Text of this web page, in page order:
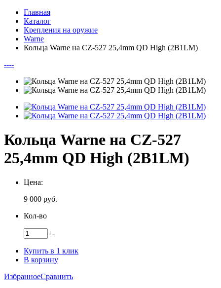
Главная
Каталог
Крепления на оружие
Warne
Кольца Warne на CZ-527 25,4mm QD High (2B1LM)
----
Кольца Warne на CZ-527
25,4mm QD High (2B1LM)
Цена:
9 000 руб.
Кол-во
+-
Купить в 1 клик
В корзину
ИзбранноеСравнить